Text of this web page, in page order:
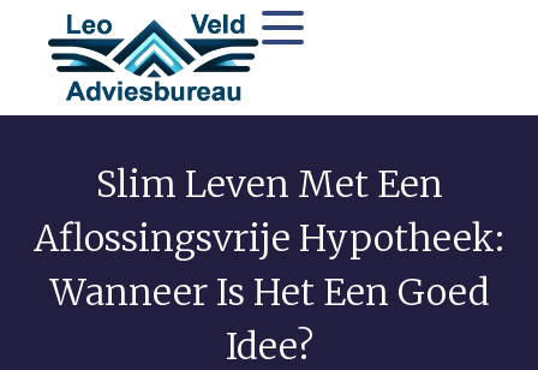
Slim Leven Met Een
Aflossingsvrije Hypotheek:
Wanneer Is Het Een Goed
Idee?